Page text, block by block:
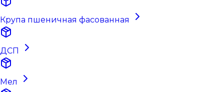
Крупа пшеничная фасованная
ДСП
Мел